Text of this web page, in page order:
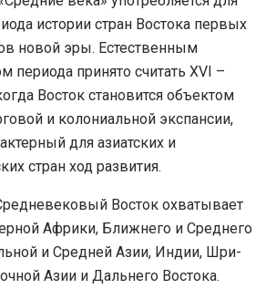
истории стран Востока первых
новой эры. Естественным
периода принято считать XVI –
Восток становится объектом
и колониальной экспансии,
для азиатских и
стран ход развития.
Восток охватывает
Африки, Ближнего и Среднего
и Средней Азии, Индии, Шри-
Азии и Дальнего Востока.